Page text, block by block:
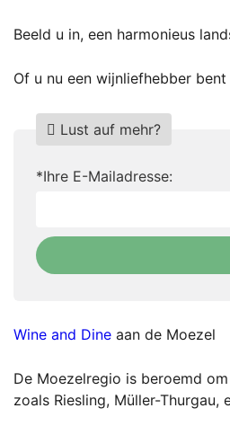
Beeld u in, een harmonieus
Of u nu een wijnliefhebber
Do
this
field
Lust auf mehr?
*Ihre E-Mailadresse:
Wine and Dine aan de Moezel
De Moezelregio is beroemd
zoals Riesling, Müller-Thurgau,